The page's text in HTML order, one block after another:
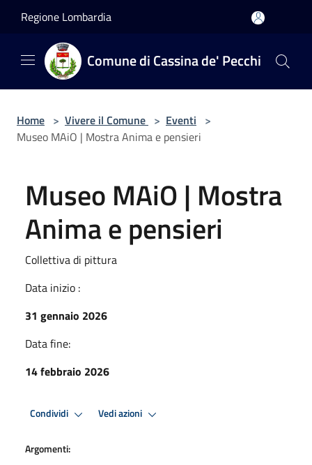
Regione Lombardia
Comune di Cassina de' Pecchi
Home > Vivere il Comune > Eventi >
Museo MAiO | Mostra Anima e pensieri
Museo MAiO | Mostra
Anima e pensieri
Collettiva di pittura
Data inizio :
31 gennaio 2026
Data fine:
14 febbraio 2026
Condividi Vedi azioni
Argomenti: